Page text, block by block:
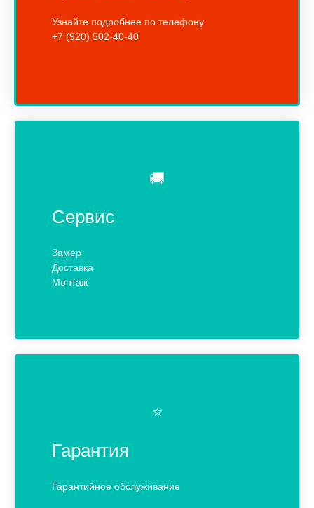
Узнайте подробнее по телефону
+7 (920) 502-40-40
🚚
Сервис
Замер
Доставка
Монтаж
⭐️
Гарантия
Гарантийное обслуживание